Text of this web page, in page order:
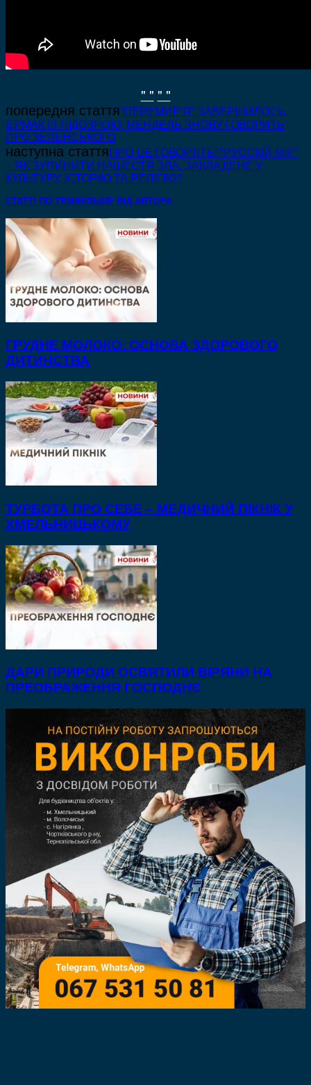
" " " "
попередня стаття“ПЕРЕМИР’Я” ЗАВЕРШИЛОСЬ,
ЄРМАК ІЗ ПІДОЗРОЮ, МЕНДЕЛЬ ЗНОВУ ГОВОРИТЬ
ПРО ЗЕЛЕНСЬКОГО
наступна статтяПРО ЦЕ ГОВОРЯТЬ! “РУССКІЙ МІР”
– ЯК ЗУПИНИТИ НАШЕСТЯ ЗЛА, ЗАКЛАДЕНЕ У
КУЛЬТУРУ, ІСТОРІЮ ТА РЕЛІГІЮ?
СТАТТІ ПО ТЕМІ БІЛЬШЕ ВІД АВТОРА
ГРУДНЕ МОЛОКО: ОСНОВА ЗДОРОВОГО
ДИТИНСТВА
ТУРБОТА ПРО СЕБЕ – МЕДИЧНИЙ ПІКНІК У
ХМЕЛЬНИЦЬКОМУ
ДАРИ ПРИРОДИ ОСВЯТИЛИ ВІРЯНИ НА
ПРЕОБРАЖЕННЯ ГОСПОДНЄ